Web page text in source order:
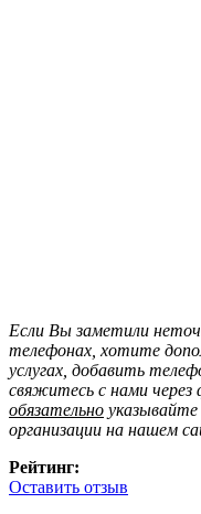
Если Вы заметили
телефонах, хотите
услугах, добавить
свяжитесь с нами через
обязательно
организации на нашем
Рейтинг:
Оставить отзыв